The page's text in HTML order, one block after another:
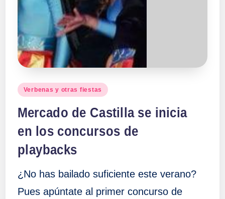
Publicado
Verbenas y otras fiestas
Mercado de Castilla se inicia
en los concursos de
playbacks
¿No has bailado suficiente este verano?
Pues apúntate al primer concurso de